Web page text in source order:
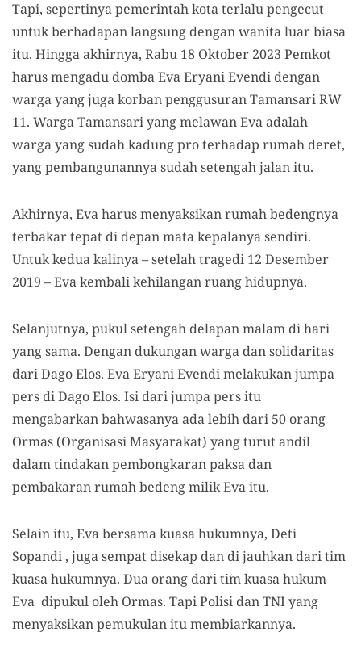
Tapi, sepertinya pemerintah kota terlalu pengecut
untuk berhadapan langsung dengan wanita luar biasa
itu. Hingga akhirnya, Rabu 18 Oktober 2023 Pemkot
harus mengadu domba Eva Eryani Evendi dengan
warga yang juga korban penggusuran Tamansari RW
11. Warga Tamansari yang melawan Eva adalah
warga yang sudah kadung pro terhadap rumah deret,
yang pembangunannya sudah setengah jalan itu.
Akhirnya, Eva harus menyaksikan rumah bedengnya
terbakar tepat di depan mata kepalanya sendiri.
Untuk kedua kalinya – setelah tragedi 12 Desember
2019 – Eva kembali kehilangan ruang hidupnya.
Selanjutnya, pukul setengah delapan malam di hari
yang sama. Dengan dukungan warga dan solidaritas
dari Dago Elos. Eva Eryani Evendi melakukan jumpa
pers di Dago Elos. Isi dari jumpa pers itu
mengabarkan bahwasanya ada lebih dari 50 orang
Ormas (Organisasi Masyarakat) yang turut andil
dalam tindakan pembongkaran paksa dan
pembakaran rumah bedeng milik Eva itu.
Selain itu, Eva bersama kuasa hukumnya, Deti
Sopandi , juga sempat disekap dan di jauhkan dari tim
kuasa hukumnya. Dua orang dari tim kuasa hukum
Eva dipukul oleh Ormas. Tapi Polisi dan TNI yang
menyaksikan pemukulan itu membiarkannya.